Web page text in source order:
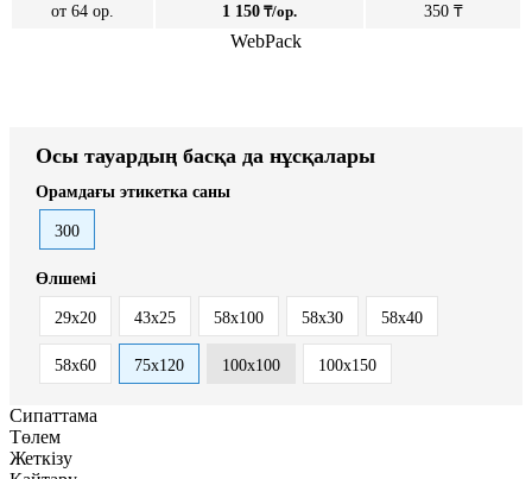
от 64 ор. 1 150 ₸/ор. 350 ₸
WebPack
Осы тауардың басқа да нұсқалары
Орамдағы этикетка саны
300
Өлшемі
29x20 43х25 58x100 58х30 58х40
58х60 75х120 100х100 100х150
Сипаттама
Төлем
Жеткізу